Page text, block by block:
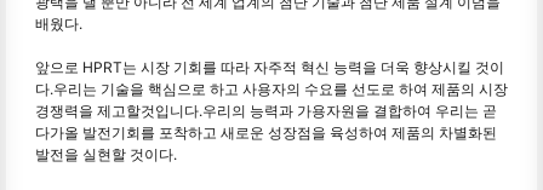
배웠다.
앞으로 HPRT는 시장 기회를 따라 자주적 혁신 능력을 더욱 향상시킬 것이
다.우리는 기술을 핵심으로 하고 사용자의 수요를 선도로 하여 제품의 시장
경쟁력을 제고할것입니다.우리의 능력과 가용자원을 결합하여 우리는 곧
다가올 발전기회를 포착하고 새로운 성장점을 육성하여 제품의 차별화된
발전을 실현할 것이다.